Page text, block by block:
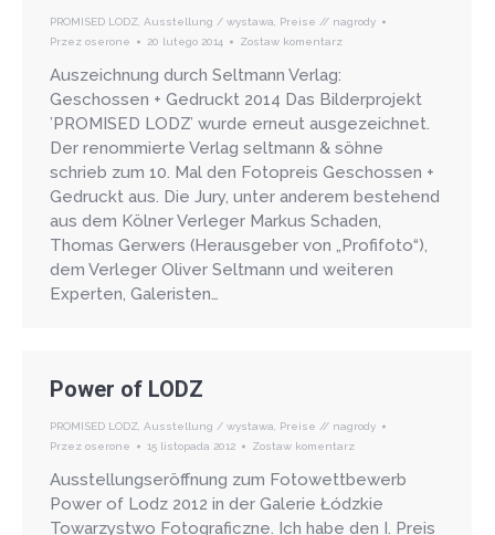
PROMISED LODZ, Ausstellung / wystawa, Preise // nagrody
Przez oserone 20 lutego 2014 Zostaw komentarz
Auszeichnung durch Seltmann Verlag:
Geschossen + Gedruckt 2014 Das Bilderprojekt
’PROMISED LODZ’ wurde erneut ausgezeichnet.
Der renommierte Verlag seltmann & söhne
schrieb zum 10. Mal den Fotopreis Geschossen +
Gedruckt aus. Die Jury, unter anderem bestehend
aus dem Kölner Verleger Markus Schaden,
Thomas Gerwers (Herausgeber von „Profifoto“),
dem Verleger Oliver Seltmann und weiteren
Experten, Galeristen…
Power of LODZ
PROMISED LODZ Ausstellung / wystawa
Preise // nagrody
Przez oserone 15 listopada 2012 Zostaw komentarz
Ausstellungseröffnung zum Fotowettbewerb
Power of Lodz 2012 in der Galerie Łódzkie
Towarzystwo Fotograficzne. Ich habe den I. Preis